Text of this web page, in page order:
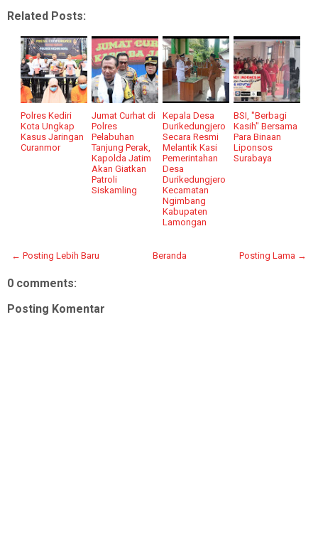
Related Posts:
Polres Kediri
Kota Ungkap
Kasus Jaringan
Curanmor
Jumat Curhat di
Polres
Pelabuhan
Tanjung Perak,
Kapolda Jatim
Akan Giatkan
Patroli
Siskamling
Kepala Desa
Durikedungjero
Secara Resmi
Melantik Kasi
Pemerintahan
Desa
Durikedungjero
Kecamatan
Ngimbang
Kabupaten
Lamongan
BSI, "Berbagi
Kasih" Bersama
Para Binaan
Liponsos
Surabaya
← Posting Lebih Baru Posting Lama →
Beranda
0 comments:
Posting Komentar